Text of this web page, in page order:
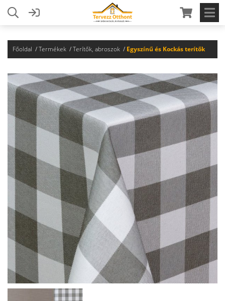
Főoldal Termékek Terítők, abroszok Egyszínű és Kockás terítők